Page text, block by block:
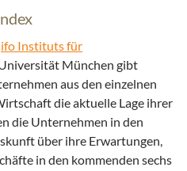
ifo Instituts für
München gibt
aus den einzelnen
die aktuelle Lage ihrer
die Unternehmen in den
über ihre Erwartungen,
in den kommenden sechs